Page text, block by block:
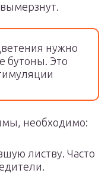
нужно
бутоны. Это
необходимо:
листву. Часто